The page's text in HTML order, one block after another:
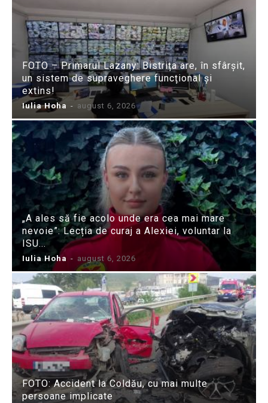
FOTO – Primarul Lazany: Bistrița are, în sfârșit,
un sistem de supraveghere funcțional și
extins!
Iulia Hoha - august 6, 2026
„A ales să fie acolo unde era cea mai mare
nevoie”: Lecția de curaj a Alexiei, voluntar la
ISU...
Iulia Hoha - august 6, 2026
FOTO: Accident la Coldău, cu mai multe
persoane implicate